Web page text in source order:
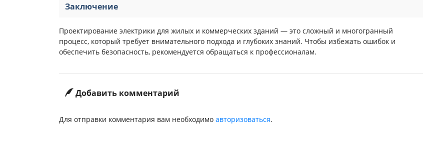
Заключение
Проектирование электрики для жилых и коммерческих зданий — это сложный и многогранный
процесс, который требует внимательного подхода и глубоких знаний. Чтобы избежать ошибок и
обеспечить безопасность, рекомендуется обращаться к профессионалам.
Добавить комментарий
Для отправки комментария вам необходимо авторизоваться.